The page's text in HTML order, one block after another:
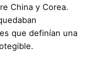
China y Corea.
que definían una